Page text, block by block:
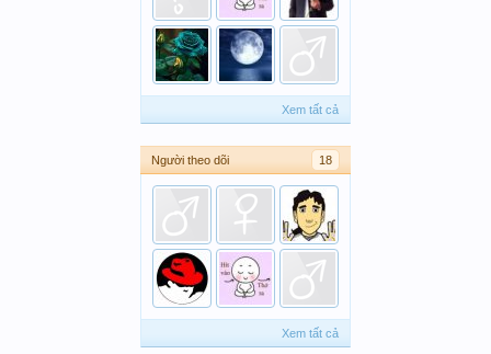
Xem tất cả
Người theo dõi 18
Xem tất cả